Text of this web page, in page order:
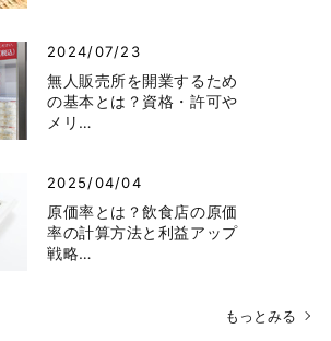
2024/07/23
無人販売所を開業するため
の基本とは？資格・許可や
メリ…
2025/04/04
原価率とは？飲食店の原価
率の計算方法と利益アップ
戦略…
もっとみる